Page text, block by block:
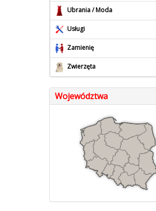
Ubrania / Moda
Usługi
Zamienię
Zwierzęta
Województwa